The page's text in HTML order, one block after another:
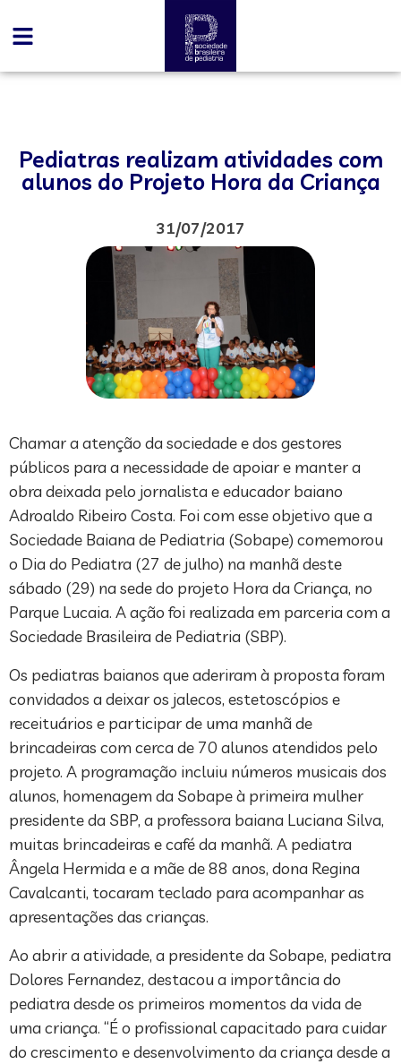
Pediatras realizam atividades com
alunos do Projeto Hora da Criança
31/07/2017
Chamar a atenção da sociedade e dos gestores
públicos para a necessidade de apoiar e manter a
obra deixada pelo jornalista e educador baiano
Adroaldo Ribeiro Costa. Foi com esse objetivo que a
Sociedade Baiana de Pediatria (Sobape) comemorou
o Dia do Pediatra (27 de julho) na manhã deste
sábado (29) na sede do projeto Hora da Criança, no
Parque Lucaia. A ação foi realizada em parceria com a
Sociedade Brasileira de Pediatria (SBP).
Os pediatras baianos que aderiram à proposta foram
convidados a deixar os jalecos, estetoscópios e
receituários e participar de uma manhã de
brincadeiras com cerca de 70 alunos atendidos pelo
projeto. A programação incluiu números musicais dos
alunos, homenagem da Sobape à primeira mulher
presidente da SBP, a professora baiana Luciana Silva,
muitas brincadeiras e café da manhã. A pediatra
Ângela Hermida e a mãe de 88 anos, dona Regina
Cavalcanti, tocaram teclado para acompanhar as
apresentações das crianças.
Ao abrir a atividade, a presidente da Sobape, pediatra
Dolores Fernandez, destacou a importância do
pediatra desde os primeiros momentos da vida de
uma criança. “É o profissional capacitado para cuidar
do crescimento e desenvolvimento da criança desde a